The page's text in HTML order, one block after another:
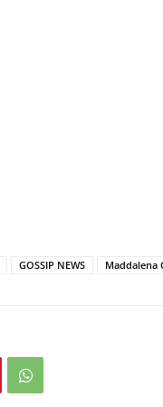
GOSSIP NEWS Maddalena